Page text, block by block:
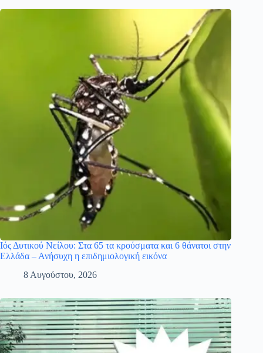
Ιός Δυτικού Νείλου: Στα 65 τα κρούσματα και 6 θάνατοι στην
Ελλάδα – Ανήσυχη η επιδημιολογική εικόνα
8 Αυγούστου, 2026